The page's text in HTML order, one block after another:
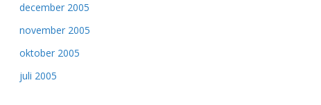
december 2005
november 2005
oktober 2005
juli 2005